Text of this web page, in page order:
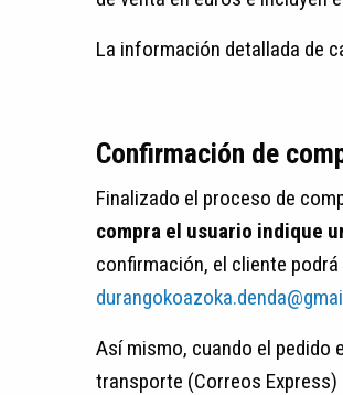
La información detallada de
Confirmación de
Finalizado el proceso de
compra el usuario indique
confirmación, el cliente
Así mismo, cuando el pedido
transporte (Correos Express)